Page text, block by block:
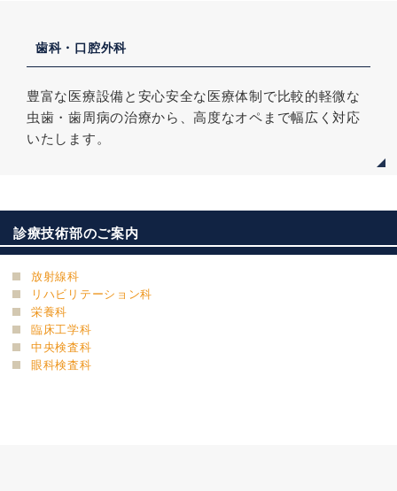
歯科・口腔外科
豊富な医療設備と安心安全な医療体制で比較的軽微な
虫歯・歯周病の治療から、高度なオペまで幅広く対応
いたします。
診療技術部のご案内
放射線科
リハビリテーション科
栄養科
臨床工学科
中央検査科
眼科検査科